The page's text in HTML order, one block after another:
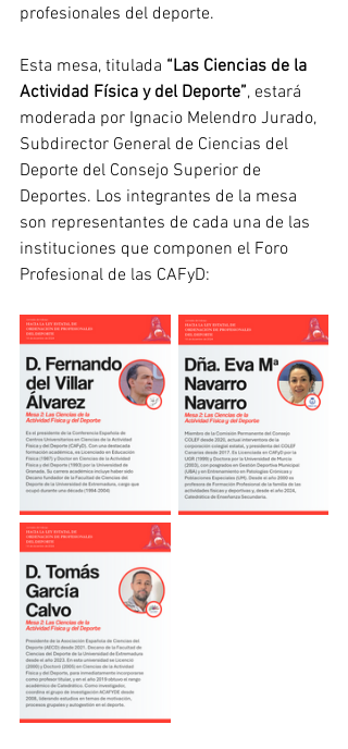
profesionales del deporte.
Esta mesa, titulada “Las Ciencias de la
Actividad Física y del Deporte”, estará
moderada por Ignacio Melendro Jurado,
Subdirector General de Ciencias del
Deporte del Consejo Superior de
Deportes. Los integrantes de la mesa
son representantes de cada una de las
instituciones que componen el Foro
Profesional de las CAFyD: